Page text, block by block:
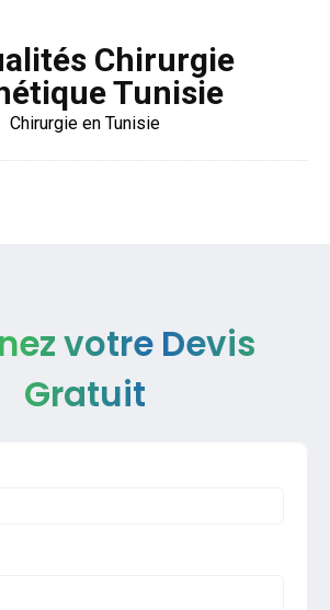
Chirurgie
Tunisie
Chirurgie en Tunisie
votre Devis
Gratuit